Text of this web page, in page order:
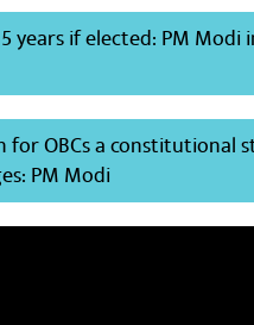
years if elected: PM Modi
OBCs a constitutional
PM Modi